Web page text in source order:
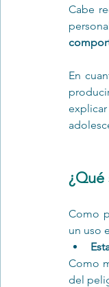
Cabe
En
¿Qué
Como
un uso
Como
del